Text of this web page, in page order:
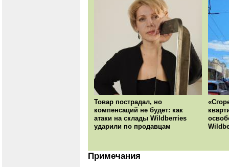
Товар пострадал, но
компенсаций не будет: как
атаки на склады Wildberries
ударили по продавцам
Примечания